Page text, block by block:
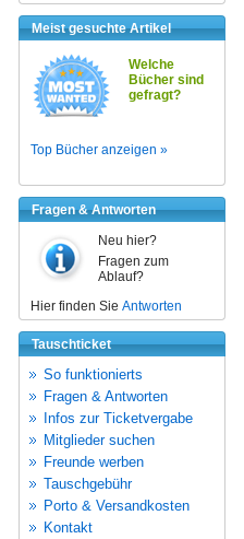
Meist gesuchte Artikel
Welche
Bücher sind
gefragt?
Top Bücher anzeigen »
Fragen & Antworten
Neu hier?
Fragen zum
Ablauf?
Hier finden Sie Antworten
Tauschticket
So funktionierts
Fragen & Antworten
Infos zur Ticketvergabe
Mitglieder suchen
Freunde werben
Tauschgebühr
Porto & Versandkosten
Kontakt